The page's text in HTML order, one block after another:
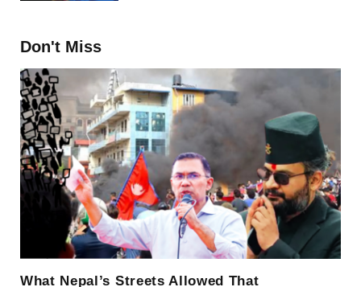
Don't Miss
What Nepal’s Streets Allowed That